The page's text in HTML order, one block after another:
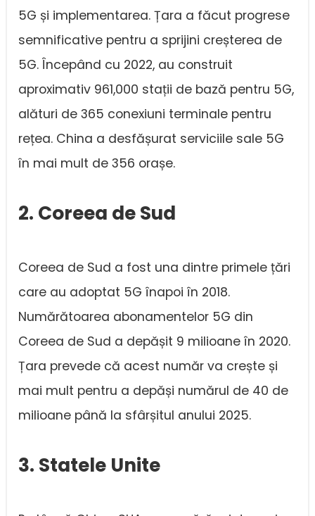
5G și implementarea. Țara a făcut progrese
semnificative pentru a sprijini creșterea de
5G. Începând cu 2022, au construit
aproximativ 961,000 stații de bază pentru 5G,
alături de 365 conexiuni terminale pentru
rețea. China a desfășurat serviciile sale 5G
în mai mult de 356 orașe.
2. Coreea de Sud
Coreea de Sud a fost una dintre primele țări
care au adoptat 5G înapoi în 2018.
Numărătoarea abonamentelor 5G din
Coreea de Sud a depășit 9 milioane în 2020.
Țara prevede că acest număr va crește și
mai mult pentru a depăși numărul de 40 de
milioane până la sfârșitul anului 2025.
3. Statele Unite